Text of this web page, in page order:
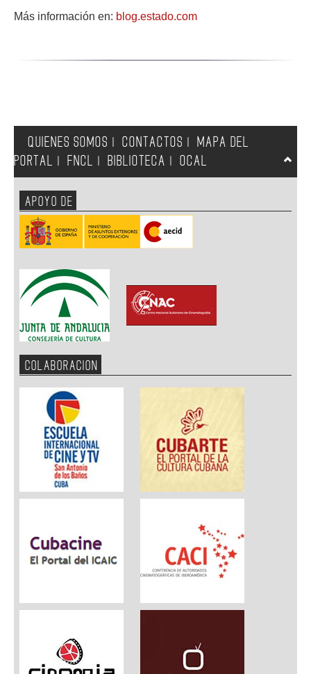
Más información en: blog.estado.com
QUIENES SOMOS CONTACTOS
MAPA DEL
PORTAL
FNCL BIBLIOTECA OCAL
APOYO DE
COLABORACION